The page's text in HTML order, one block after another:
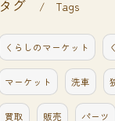
タグ Tags
くらしのマーケット
マーケット 洗車
買取 販売 パーツ